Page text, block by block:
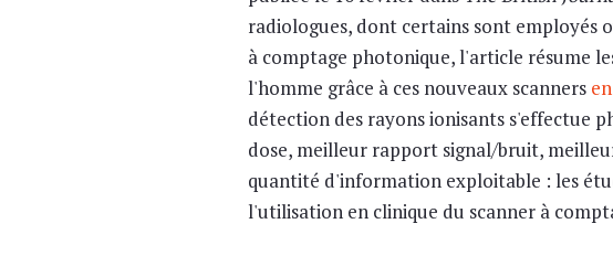
radiologues, dont certains sont employés
à comptage photonique, l'article résume
l'homme grâce à ces nouveaux scanners
détection des rayons ionisants s'effectue
dose, meilleur rapport signal/bruit,
quantité d'information exploitable : les
l'utilisation en clinique du scanner à